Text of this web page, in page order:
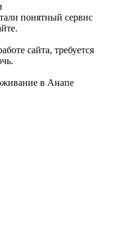
понятный сервис
сайта, требуется
в Анапе